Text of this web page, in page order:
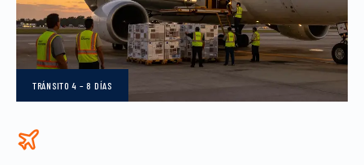
TRÁNSITO4 – 8 DÍAS